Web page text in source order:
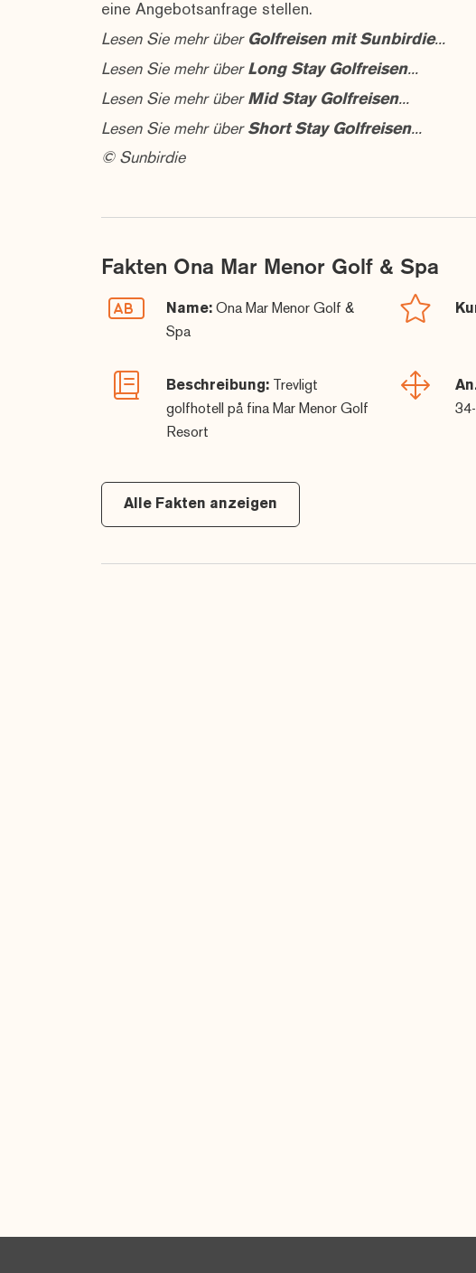
eine Angebotsanfrage stellen.
Lesen Sie mehr über Golfreisen mit Sunbirdie...
Lesen Sie mehr über Long Stay Golfreisen...
Lesen Sie mehr über Mid Stay Golfreisen...
Lesen Sie mehr über Short Stay Golfreisen...
© Sunbirdie
Fakten Ona Mar Menor Golf & Spa
Name: Ona Mar Menor Golf &
Spa
Beschreibung:
Trevligt
golfhotell på fina Mar Menor Golf
Resort
Alle Fakten anzeigen